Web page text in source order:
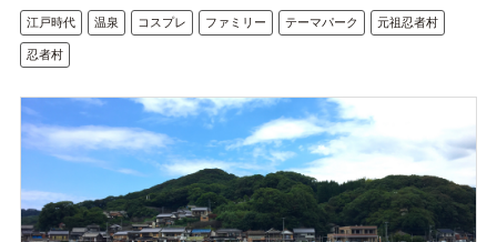
江戸時代 温泉 コスプレ ファミリー テーマパーク 元祖忍者村
忍者村